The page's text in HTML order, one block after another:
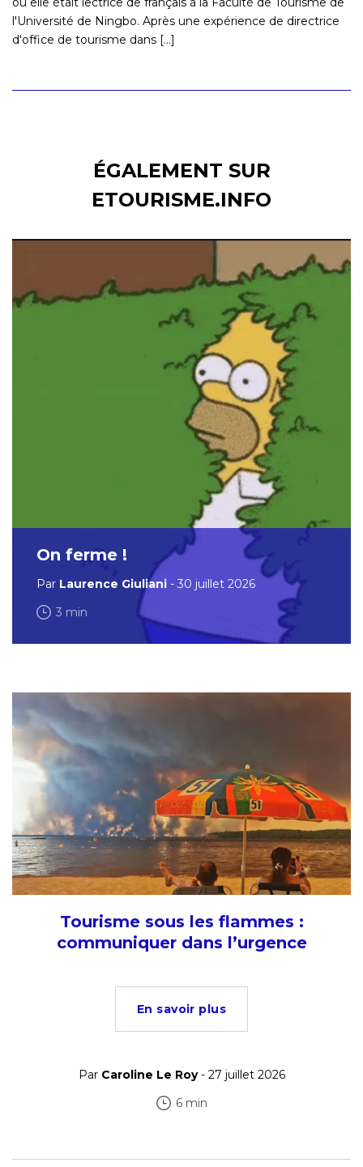
l'Université de Ningbo. Après une expérience de directrice
d'office de tourisme dans [...]
ÉGALEMENT SUR
ETOURISME.INFO
On ferme !
Par Laurence Giuliani - 30 juillet 2026
3 min
Tourisme sous les flammes :
communiquer dans l’urgence
En savoir plus
Par Caroline Le Roy- 27 juillet 2026
6 min